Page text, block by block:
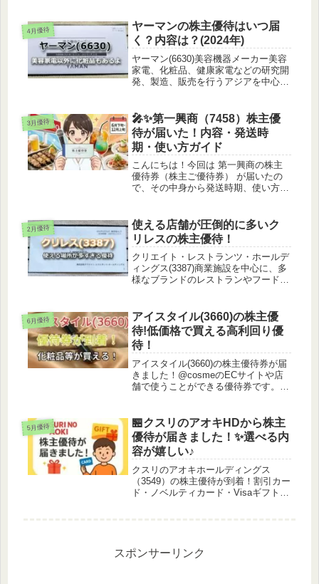
える貴重な「工場見学」の抽選特典に
ついてもご紹介。
4月優待
ヤーマンの株主優待はいつ届
く？内容は？(2024年)
ヤーマン(6630)美容機器メーカー美容
家電、化粧品、健康家電などの研究開
発、製造、販売を行うアジアを中心に
るなぁ株主優待についてヤーマンから
は優待割引券がもらえます。公式...
3月優待
🎤✨第一興商（7458）株主優
待が届いた！内容・発送時
期・使い方ガイド
こんにちは！今回は 第一興商の株主
優待券（株主ご優待券） が届いたの
で、その中身から発送時期、使い方ま
た方にもバッチリ役立つ内容です！📦
株主優待券って何？どこで使える
の？...
2月優待
使える店舗が圧倒的に多いク
リレスの株主優待！
クリエイト・レストランツ・ホールデ
ィングス(3387)商業施設を中心に、多
様なブランドのレストランやフードコ
ップクラスの受託件数SAやPAでも展
開されているよ！株主優待につ...
6月優待
アイスタイル(3660)の株主優
待!低価格で買える高利回り優
待！
アイスタイル(3660)の株主優待券が届
きました！@cosmeのECサイトや店
舗で使うことができる優待券です。女
し入りにくさを感じるかもしれませ
ん…株価は5万円未満と低株価...
5月優待
🏪クスリのアオキHDから株主
優待が届きました！✨選べる内
容が嬉しい♪
クスリのアオキホールディングス
（3549）の株主優待が到着！割引カー
ド・ノベルティカード・Visaギフトカ
スポンサーリンク